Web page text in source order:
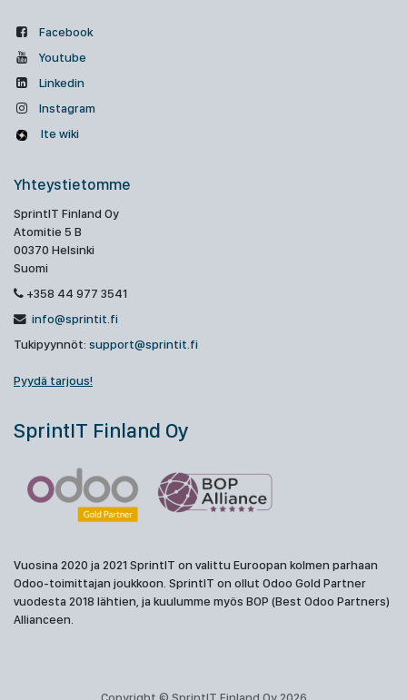
Facebook
Youtube
Linkedin
Instagram
Ite wiki
Yhteystietomme
SprintIT Finland Oy
Atomitie 5 B
00370 Helsinki
Suomi
+358 44 977 3541
info@sprintit.fi
Tukipyynnöt: support@sprintit.fi
Pyydä tarjous!
SprintIT Finland Oy
Vuosina 2020 ja 2021 SprintIT on valittu Euroopan kolmen parhaan
Odoo-toimittajan joukkoon. SprintIT on ollut Odoo Gold Partner
vuodesta 2018 lähtien, ja kuulumme myös BOP (Best Odoo Partners)
Allianceen.
Copyright © SprintIT Finland Oy 2026